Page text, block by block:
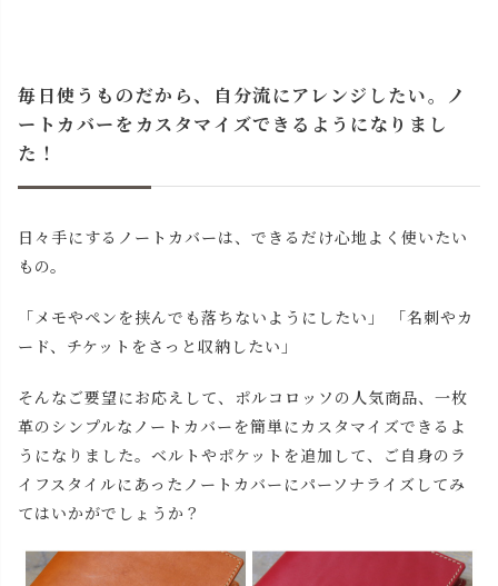
毎日使うものだから、自分流にアレンジしたい。ノ
ートカバーをカスタマイズできるようになりまし
た！
日々手にするノートカバーは、できるだけ心地よく使いたい
もの。
「メモやペンを挟んでも落ちないようにしたい」 「名刺やカ
ード、チケットをさっと収納したい」
そんなご要望にお応えして、ポルコロッソの人気商品、一枚
革のシンプルなノートカバーを簡単にカスタマイズできるよ
うになりました。ベルトやポケットを追加して、ご自身のラ
イフスタイルにあったノートカバーにパーソナライズしてみ
てはいかがでしょうか？